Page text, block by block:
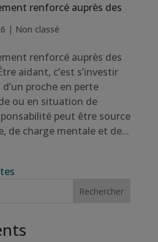
renforcé auprès des
| Non classé
renforcé auprès des
aidant, c’est s’investir
proche en perte
ou en situation de
peut être source
de charge mentale et de...
Rechercher